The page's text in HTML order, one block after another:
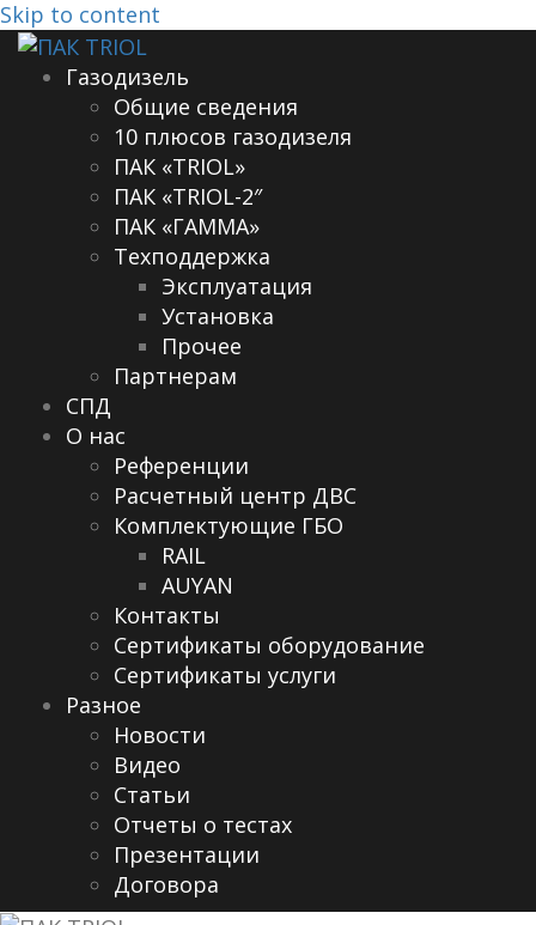
Skip to content
Газодизель
Общие сведения
10 плюсов газодизеля
ПАК «TRIOL»
ПАК «TRIOL-2″
ПАК «ГАММА»
Техподдержка
Эксплуатация
Установка
Прочее
Партнерам
СПД
О нас
Референции
Расчетный центр ДВС
Комплектующие ГБО
RAIL
AUYAN
Контакты
Сертификаты оборудование
Сертификаты услуги
Разное
Новости
Видео
Cтатьи
Отчеты о тестах
Презентации
Договора